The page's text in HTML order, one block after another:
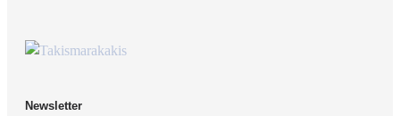
Newsletter